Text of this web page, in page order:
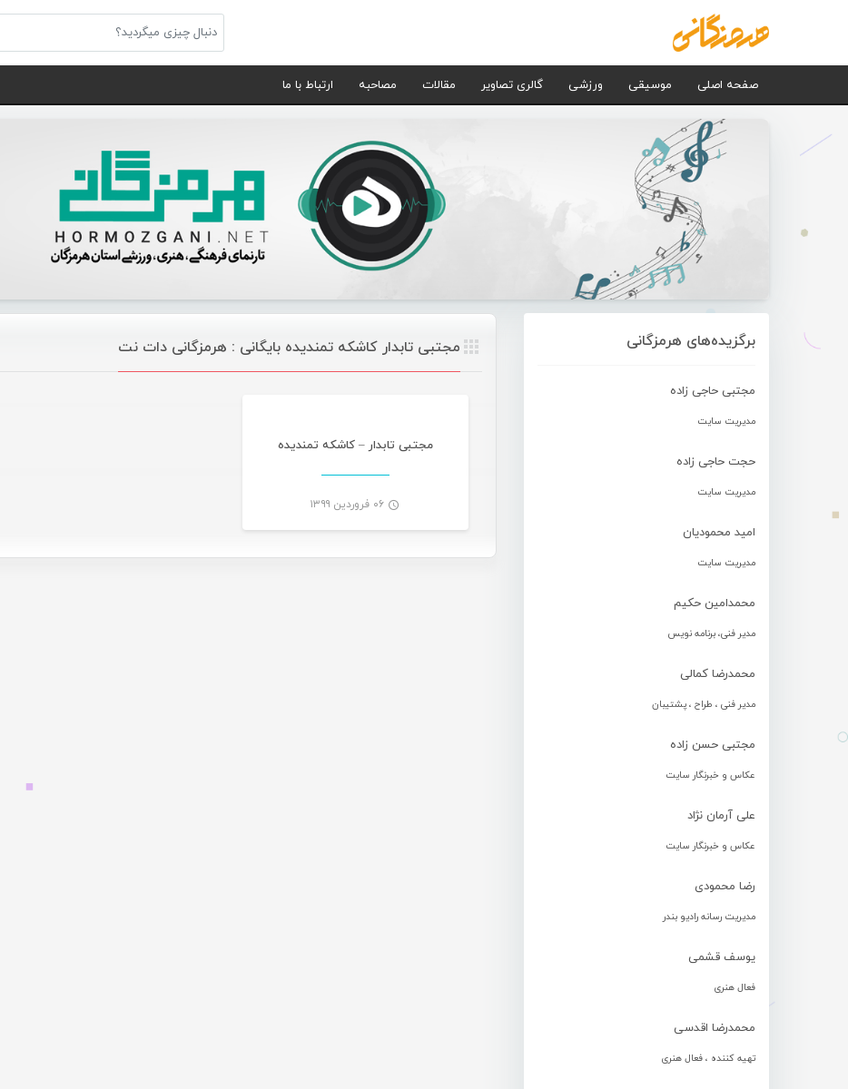
صفحه اصلی موسیقی ورزشی گالری تصاویر مقالات مصاحبه ارتباط با ما
برگزیده‌های هرمزگانی
مجتبی حاجی زاده
مدیریت سایت
حجت حاجی زاده
مدیریت سایت
امید محمودیان
مدیریت سایت
محمدامین حکیم
مدیر فنی، برنامه نویس
محمدرضا کمالی
مدیر فنی ، طراح ، پشتیبان
مجتبی حسن زاده
عکاس و خبرنگار سایت
علی آرمان نژاد
عکاس و خبرنگار سایت
رضا محمودی
مدیریت رسانه رادیو بندر
یوسف قشمی
فعال هنری
محمدرضا اقدسی
تهیه کننده ، فعال هنری
مجتبی تابدار کاشکه تمندیده بایگانی : هرمزگانی دات نت
مجتبی تابدار – کاشکه تمندیده
۰۶ فروردین ۱۳۹۹